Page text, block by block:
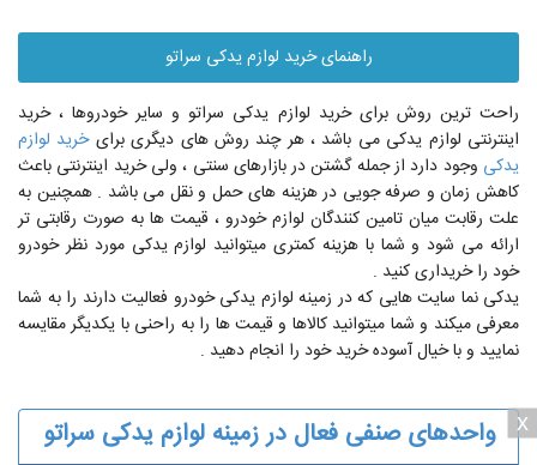
راهنمای خرید لوازم یدکی سراتو
راحت ترین روش برای خرید لوازم یدکی سراتو و سایر خودروها ، خرید
اینترنتی لوازم یدکی می باشد ، هر چند روش های دیگری برایخرید لوازم
یدکی وجود دارد از جمله گشتن در بازارهای سنتی ، ولی خرید اینترنتی باعث
کاهش زمان و صرفه جویی در هزینه های حمل و نقل می باشد . همچنین به
علت رقابت میان تامین کنندگان لوازم خودرو ، قیمت ها به صورت رقابتی تر
ارائه می شود و شما با هزینه کمتری میتوانید لوازم یدکی مورد نظر خودرو
خود را خریداری کنید .
یدکی نما سایت هایی که در زمینه لوازم یدکی خودرو فعالیت دارند را به شما
معرفی میکند و شما میتوانید کالاها و قیمت ها را به راحنی با یکدیگر مقایسه
نمایید و با خیال آسوده خرید خود را انجام دهید .
x واحدهای صنفی فعال در زمینه لوازم یدکی سراتو